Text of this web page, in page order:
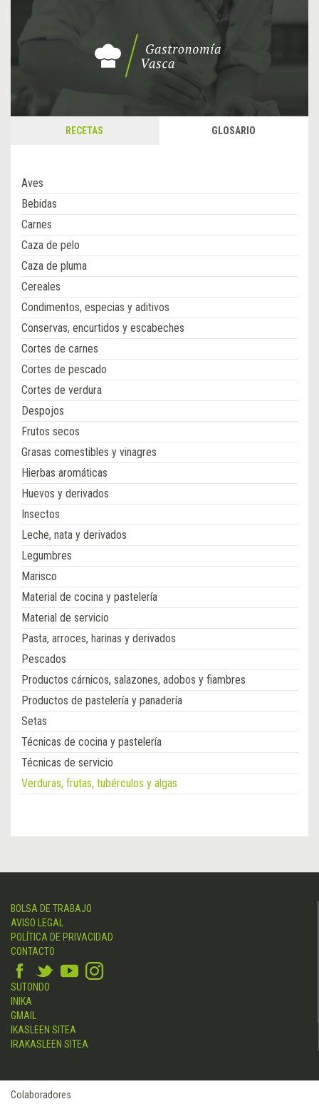
RECETAS GLOSARIO
Aves
Bebidas
Carnes
Caza de pelo
Caza de pluma
Cereales
Condimentos, especias y aditivos
Conservas, encurtidos y escabeches
Cortes de carnes
Cortes de pescado
Cortes de verdura
Despojos
Frutos secos
Grasas comestibles y vinagres
Hierbas aromáticas
Huevos y derivados
Insectos
Leche, nata y derivados
Legumbres
Marisco
Material de cocina y pastelería
Material de servicio
Pasta, arroces, harinas y derivados
Pescados
Productos cárnicos, salazones, adobos y fiambres
Productos de pastelería y panadería
Setas
Técnicas de cocina y pastelería
Técnicas de servicio
Verduras, frutas, tubérculos y algas
BOLSA DE TRABAJO
AVISO LEGAL
POLÍTICA DE PRIVACIDAD
CONTACTO
SUTONDO
INIKA
GMAIL
IKASLEEN SITEA
IRAKASLEEN SITEA
Colaboradores